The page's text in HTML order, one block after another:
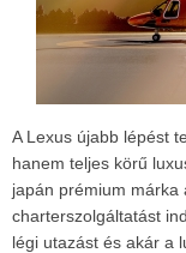
A Lexus újabb lépést
hanem teljes körű
japán prémium márka
charterszolgáltatást
légi utazást és akár a